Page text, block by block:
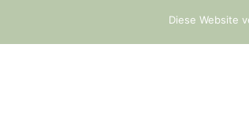
Diese Website